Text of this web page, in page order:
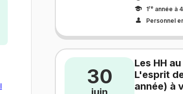
1re année à 4
Personnel
30
Les HH
L'esprit
année) à